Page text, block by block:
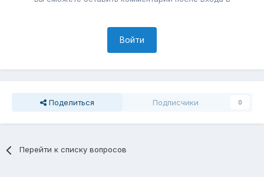
Войти
Поделиться Подписчики 0
Перейти к списку вопросов